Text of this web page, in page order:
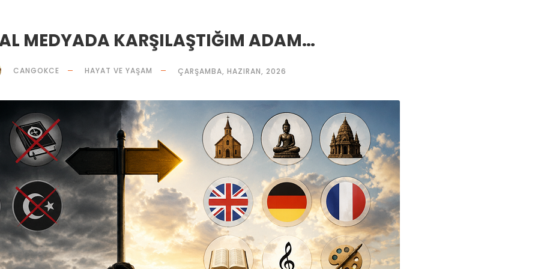
MEDYADA KARŞILAŞTIĞIM ADAM…
CANGOKCE HAYAT VE YAŞAM ÇARŞAMBA, HAZIRAN, 2026